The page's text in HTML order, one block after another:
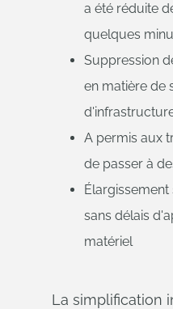
a été réduite
quelques
Suppression
en matière de
A permis aux
de passer à
sans délais
matériel
La simplification